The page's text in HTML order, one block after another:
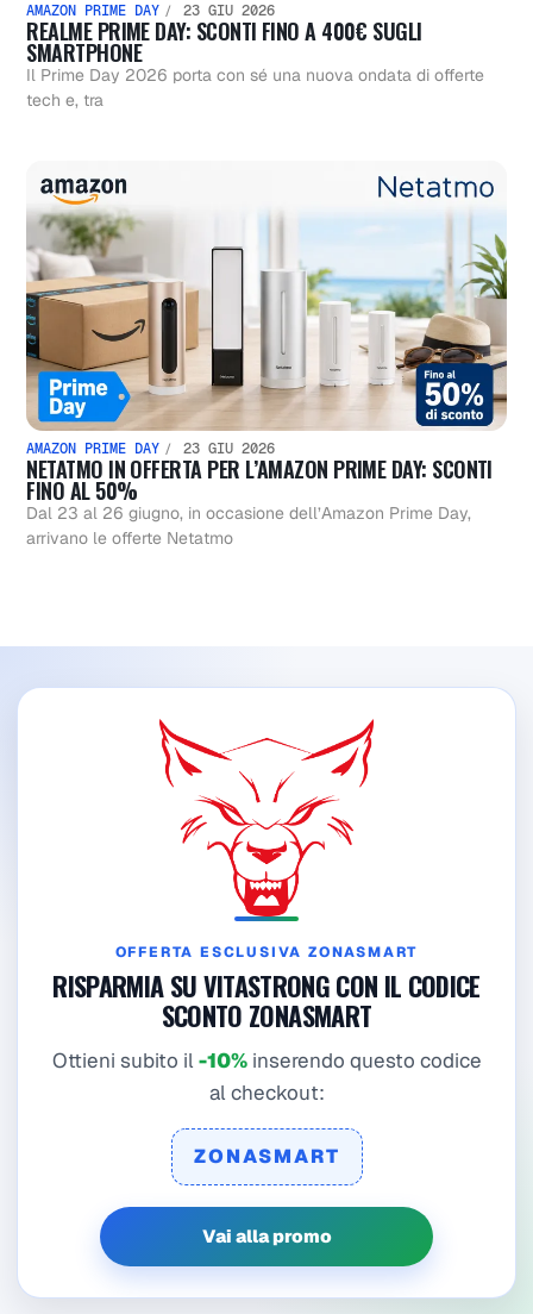
AMAZON PRIME DAY 23 GIU 2026
REALME PRIME DAY: SCONTI FINO A 400€ SUGLI
SMARTPHONE
Il Prime Day 2026 porta con sé una nuova ondata di offerte
tech e, tra
AMAZON PRIME DAY 23 GIU 2026
NETATMO IN OFFERTA PER L’AMAZON PRIME DAY: SCONTI
FINO AL 50%
Dal 23 al 26 giugno, in occasione dell’Amazon Prime Day,
arrivano le offerte Netatmo
OFFERTA ESCLUSIVA ZONASMART
RISPARMIA SU VITASTRONG CON IL CODICE
SCONTO ZONASMART
Ottieni subito il -10%inserendo questo codice
al checkout:
ZONASMART
Vai alla promo